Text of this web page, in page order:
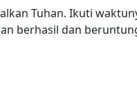
Tuhan. Ikuti
berhasil dan